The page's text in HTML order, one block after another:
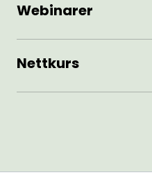
Webinarer
Nettkurs